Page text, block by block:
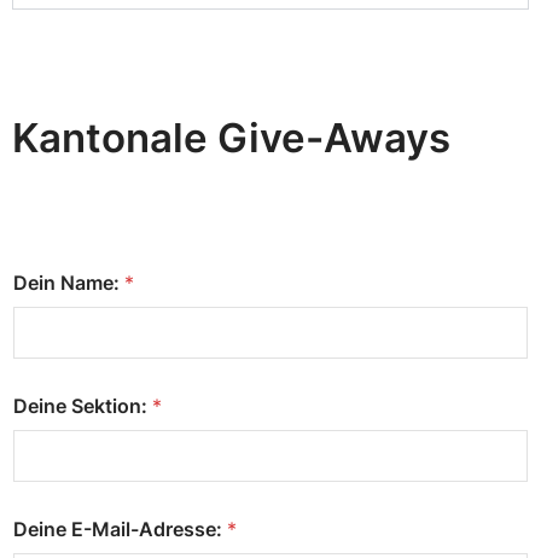
Kantonale Give-Aways
Dein Name: *
Deine Sektion: *
Deine E-Mail-Adresse: *